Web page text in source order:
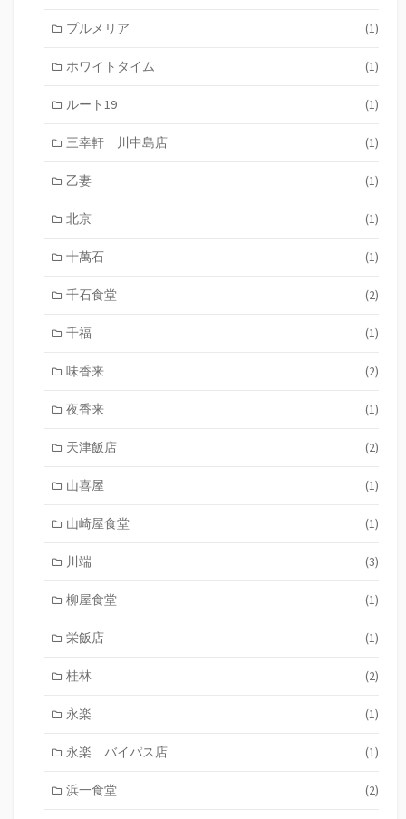
プルメリア (1)
ホワイトタイム (1)
ルート19 (1)
三幸軒 川中島店 (1)
乙妻 (1)
北京 (1)
十萬石 (1)
千石食堂 (2)
千福 (1)
味香来 (2)
夜香来 (1)
天津飯店 (2)
山喜屋 (1)
山崎屋食堂 (1)
川端 (3)
柳屋食堂 (1)
栄飯店 (1)
桂林 (2)
永楽 (1)
永楽 バイパス店 (1)
浜一食堂 (2)